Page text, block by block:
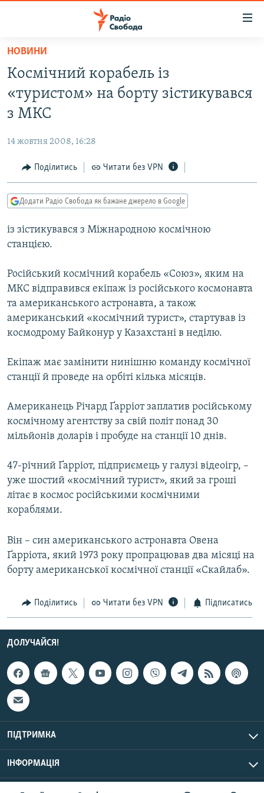
Перейти
основного
матеріалу
Перейти
до
основної
Перейти
до
пошуку
РАДІО СВОБОДА – 70 РОКІВ
СТАТТІ
СУСПІЛЬСТВО
УКРАЇНА
РОСІЙСЬКА «ФІЛЬТРАЦІЯ»
ДОНБАС.РЕАЛІЇ
ТИ ЯК?
СХЕМИ
КИТАЙ.ВИКЛИКИ
МУЛЬТИМЕДІА
ФОТО
СПЕЦПРОЄКТИ
ПОДКАСТИ
РУС
ДОЛУЧАЙСЯ!
Усі сайти RFE/RL
НОВИНИ
Космічний корабель із
«туристом» на борту зістикувався
з МКС
14 жовтня 2008, 16:28
Поділитись Читати без VPN
Додати Радіо Свобода як бажане джерело в Google
із зістикувався з Міжнародною космічною
станцією.
Російський космічний корабель «Союз», яким на
МКС відправився екіпаж із російського космонавта
та американського астронавта, а також
американський «космічний турист», стартував із
космодрому Байконур у Казахстані в неділю.
Екіпаж має замінити нинішню команду космічної
станції й проведе на орбіті кілька місяців.
Американець Річард Ґарріот заплатив російському
космічному агентству за свій політ понад 30
мільйонів доларів і пробуде на станції 10 днів.
47-річний Ґарріот, підприємець у галузі відеоігр, –
уже шостий «космічний турист», який за гроші
літає в космос російськими космічними
кораблями.
Він – син американського астронавта Овена
Ґарріота, який 1973 року пропрацював два місяці на
борту американської космічної станції «Скайлаб».
Поділитись Читати без VPN Підписатись
ДОЛУЧАЙСЯ!
ПІДТРИМКА
ІНФОРМАЦІЯ